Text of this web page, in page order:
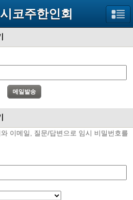
코주한인회
이메일, 질문/답변으로 임시 비밀번호를